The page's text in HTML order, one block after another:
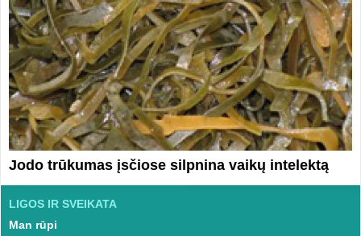
Jodo trūkumas įsčiose silpnina vaikų intelektą
LIGOS IR SVEIKATA
Man rūpi